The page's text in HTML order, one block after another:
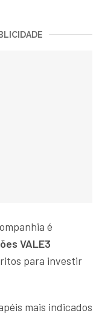
é
VALE3
para investir
mais indicados